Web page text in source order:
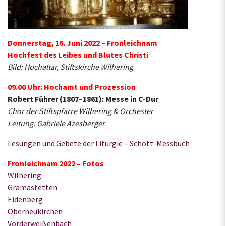
Donnerstag, 16. Juni 2022 – Fronleichnam
Hochfest des Leibes und Blutes Christi
Bild: Hochaltar, Stiftskirche Wilhering
09.00 Uhr: Hochamt und Prozession
Robert Führer (1807–1861): Messe in C-Dur
Chor der Stiftspfarre Wilhering & Orchester
Leitung: Gabriele Azesberger
Lesungen und Gebete der Liturgie – Schott-Messbuch
Fronleichnam 2022 – Fotos
Wilhering
Gramastetten
Eidenberg
Oberneukirchen
Vorderweißenbach